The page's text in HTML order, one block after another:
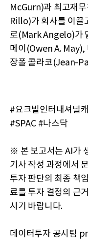
McGurn)과 최고재
Rillo)가 회사를 이끌
로(Mark Angelo)가
메이(Owen A.
장폴 콜라코(Jean-
#요크빌인터내셔널
#SPAC #나스닥
※ 본 보고서는 AI가
기사 작성 과정에서
투자 판단의 최종 책
료를 투자 결정의 근
시기 바랍니다.
데이터투자 공시팀